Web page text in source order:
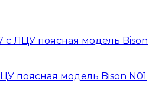
поясная модель Bison N01